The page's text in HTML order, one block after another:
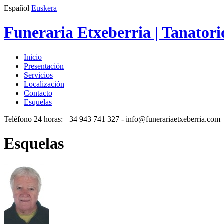
Español Euskera
Funeraria Etxeberria |
Inicio
Presentación
Servicios
Localización
Contacto
Esquelas
Teléfono 24 horas: +34 943 741 327 - info@funerariaetxeberria.com
Esquelas